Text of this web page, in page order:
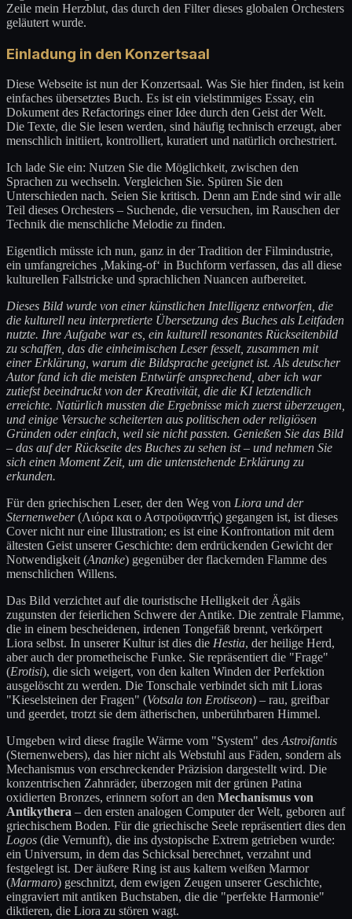
Zeile mein Herzblut, das durch den Filter dieses globalen Orchesters
geläutert wurde.
Einladung in den Konzertsaal
Diese Webseite ist nun der Konzertsaal. Was Sie hier finden, ist kein
einfaches übersetztes Buch. Es ist ein vielstimmiges Essay, ein
Dokument des Refactorings einer Idee durch den Geist der Welt.
Die Texte, die Sie lesen werden, sind häufig technisch erzeugt, aber
menschlich initiiert, kontrolliert, kuratiert und natürlich orchestriert.
Ich lade Sie ein: Nutzen Sie die Möglichkeit, zwischen den
Sprachen zu wechseln. Vergleichen Sie. Spüren Sie den
Unterschieden nach. Seien Sie kritisch. Denn am Ende sind wir alle
Teil dieses Orchesters – Suchende, die versuchen, im Rauschen der
Technik die menschliche Melodie zu finden.
Eigentlich müsste ich nun, ganz in der Tradition der Filmindustrie,
ein umfangreiches ‚Making-of‘ in Buchform verfassen, das all diese
kulturellen Fallstricke und sprachlichen Nuancen aufbereitet.
Dieses Bild wurde von einer künstlichen Intelligenz entworfen, die
die kulturell neu interpretierte Übersetzung des Buches als Leitfaden
nutzte. Ihre Aufgabe war es, ein kulturell resonantes Rückseitenbild
zu schaffen, das die einheimischen Leser fesselt, zusammen mit
einer Erklärung, warum die Bildsprache geeignet ist. Als deutscher
Autor fand ich die meisten Entwürfe ansprechend, aber ich war
zutiefst beeindruckt von der Kreativität, die die KI letztendlich
erreichte. Natürlich mussten die Ergebnisse mich zuerst überzeugen,
und einige Versuche scheiterten aus politischen oder religiösen
Gründen oder einfach, weil sie nicht passten. Genießen Sie das Bild
– das auf der Rückseite des Buches zu sehen ist – und nehmen Sie
sich einen Moment Zeit, um die untenstehende Erklärung zu
erkunden.
Für den griechischen Leser, der den Weg von Liora und der
Sternenweber(Λιόρα και ο Αστροϋφαντής) gegangen ist, ist dieses
Cover nicht nur eine Illustration; es ist eine Konfrontation mit dem
ältesten Geist unserer Geschichte: dem erdrückenden Gewicht der
Notwendigkeit (Ananke) gegenüber der flackernden Flamme des
menschlichen Willens.
Das Bild verzichtet auf die touristische Helligkeit der Ägäis
zugunsten der feierlichen Schwere der Antike. Die zentrale Flamme,
die in einem bescheidenen, irdenen Tongefäß brennt, verkörpert
Liora selbst. In unserer Kultur ist dies die Hestia, der heilige Herd,
aber auch der prometheische Funke. Sie repräsentiert die "Frage"
(Erotisi), die sich weigert, von den kalten Winden der Perfektion
ausgelöscht zu werden. Die Tonschale verbindet sich mit Lioras
"Kieselsteinen der Fragen" (Votsala ton Erotiseon) – rau, greifbar
und geerdet, trotzt sie dem ätherischen, unberührbaren Himmel.
Umgeben wird diese fragile Wärme vom "System" desAstroifantis
(Sternenwebers), das hier nicht als Webstuhl aus Fäden, sondern als
Mechanismus von erschreckender Präzision dargestellt wird. Die
konzentrischen Zahnräder, überzogen mit der grünen Patina
oxidierten Bronzes, erinnern sofort an den Mechanismus von
Antikythera – den ersten analogen Computer der Welt, geboren auf
griechischem Boden. Für die griechische Seele repräsentiert dies den
Logos (die Vernunft), die ins dystopische Extrem getrieben wurde:
ein Universum, in dem das Schicksal berechnet, verzahnt und
festgelegt ist. Der äußere Ring ist aus kaltem weißen Marmor
(Marmaro) geschnitzt, dem ewigen Zeugen unserer Geschichte,
eingraviert mit antiken Buchstaben, die die "perfekte Harmonie"
diktieren, die Liora zu stören wagt.